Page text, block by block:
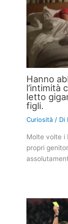
Hanno
l’intimità
letto
figli.
Curiosità / Di
Molte volte i
propri